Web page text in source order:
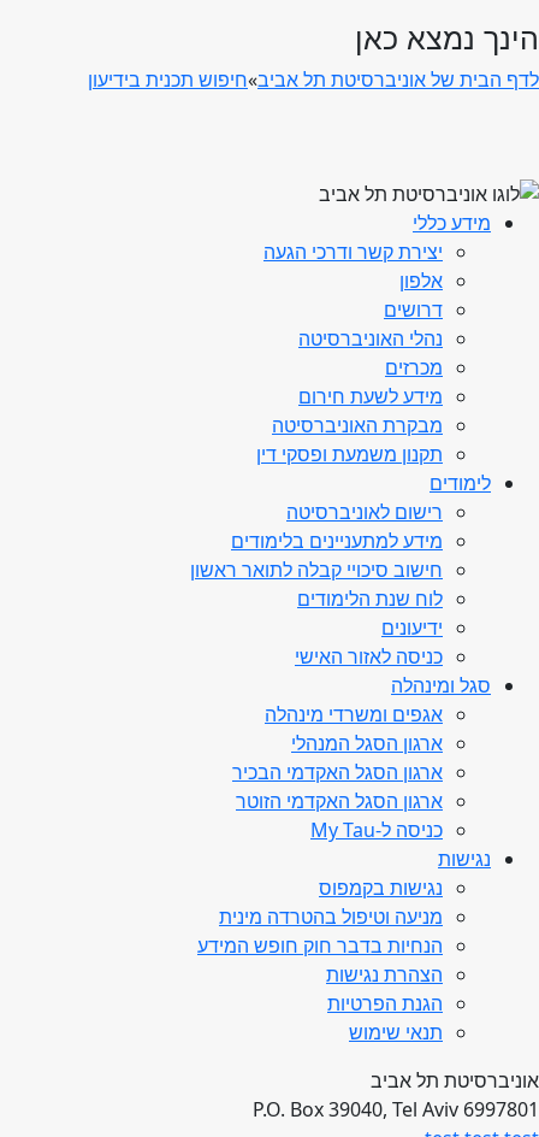
הינך נמצא כאן
לדף הבית של אוניברסיטת תל אביב»חיפוש תכנית בידיעון
מידע כללי
יצירת קשר ודרכי הגעה
אלפון
דרושים
נהלי האוניברסיטה
מכרזים
מידע לשעת חירום
מבקרת האוניברסיטה
תקנון משמעת ופסקי דין
לימודים
רישום לאוניברסיטה
מידע למתעניינים בלימודים
חישוב סיכויי קבלה לתואר ראשון
לוח שנת הלימודים
ידיעונים
כניסה לאזור האישי
סגל ומינהלה
אגפים ומשרדי מינהלה
ארגון הסגל המנהלי
ארגון הסגל האקדמי הבכיר
ארגון הסגל האקדמי הזוטר
כניסה ל-My Tau
נגישות
נגישות בקמפוס
מניעה וטיפול בהטרדה מינית
הנחיות בדבר חוק חופש המידע
הצהרת נגישות
הגנת הפרטיות
תנאי שימוש
אוניברסיטת תל אביב
P.O. Box 39040, Tel Aviv 6997801